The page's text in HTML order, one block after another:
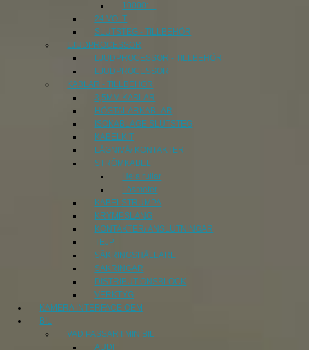
10000:- -
24 VOLT
SLUTSTEG - TILLBEHÖR
LJUDPROCESSOR
LJUDPROCESSOR - TILLBEHÖR
LJUDPROCESSOR
KABLAR - TILLBEHÖR
3,5MM KABLAR
HÖGTALARKABLAR
ISOKABLAGE SLUTSTEG
KABELKIT
LÅGNIVÅ/ KONTAKTER
STRÖMKABEL
Hela rullar
Lösmeter
KABELSTRUMPA
KRYMPSLANG
KONTAKTER/ ANSLUTNINGAR
TEJP
SÄKRINGSHÅLLARE
SÄKRINGAR
DISTRIBUTIONSBLOCK
VERKTYG
KAMERA INTERFACE OEM
BIL
VAD PASSAR I MIN BIL
AUDI